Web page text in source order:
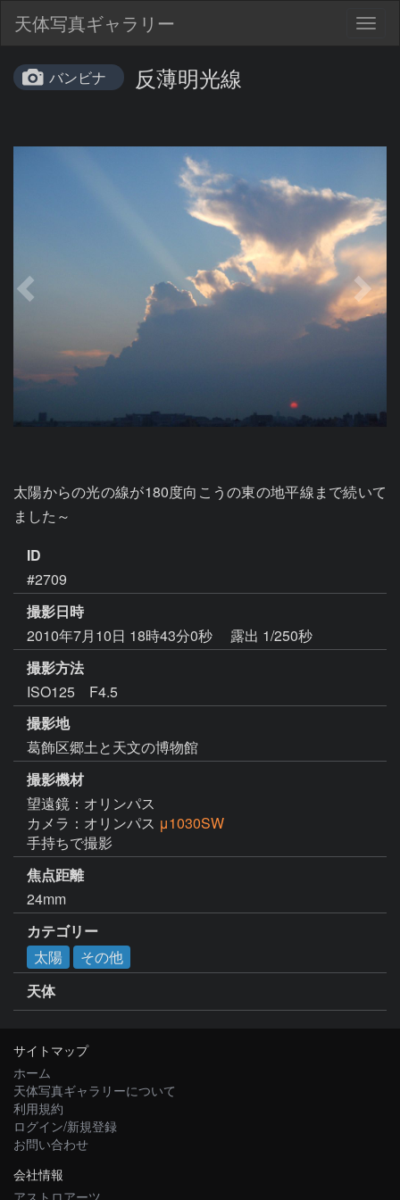
天体写真ギャラリー
バンビナ 反薄明光線
太陽からの光の線が180度向こうの東の地平線まで続いて
ました～
ID
#2709
撮影日時
2010年7月10日 18時43分0秒
露出 1/250秒
撮影方法
ISO125 F4.5
撮影地
葛飾区郷土と天文の博物館
撮影機材
望遠鏡：オリンパス
カメラ：オリンパス μ1030SW
手持ちで撮影
焦点距離
24mm
カテゴリー
太陽
その他
天体
サイトマップ
ホーム
天体写真ギャラリーについて
利用規約
ログイン/新規登録
お問い合わせ
会社情報